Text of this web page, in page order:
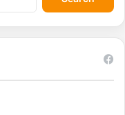
e
a
r